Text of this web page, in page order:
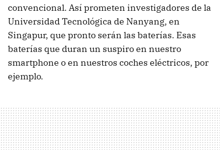
convencional. Así prometen investigadores de la
Universidad Tecnológica de Nanyang, en
Singapur, que pronto serán las baterías. Esas
baterías que duran un suspiro en nuestro
smartphone o en nuestros coches eléctricos, por
ejemplo.